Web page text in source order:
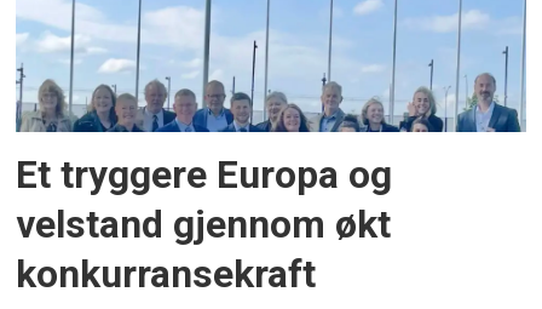
Et tryggere Europa og
velstand gjennom økt
konkurransekraft